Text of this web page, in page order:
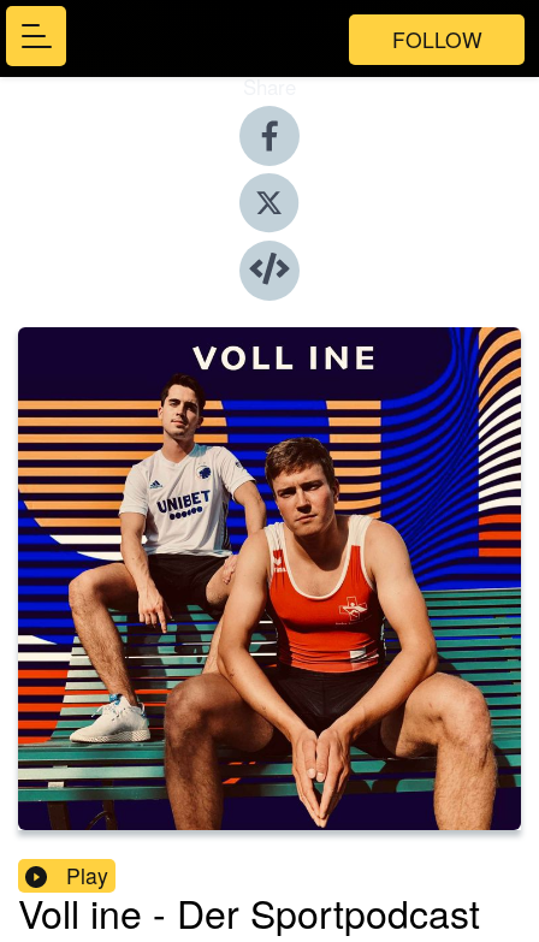
FOLLOW
Share
Play
Voll ine - Der Sportpodcast